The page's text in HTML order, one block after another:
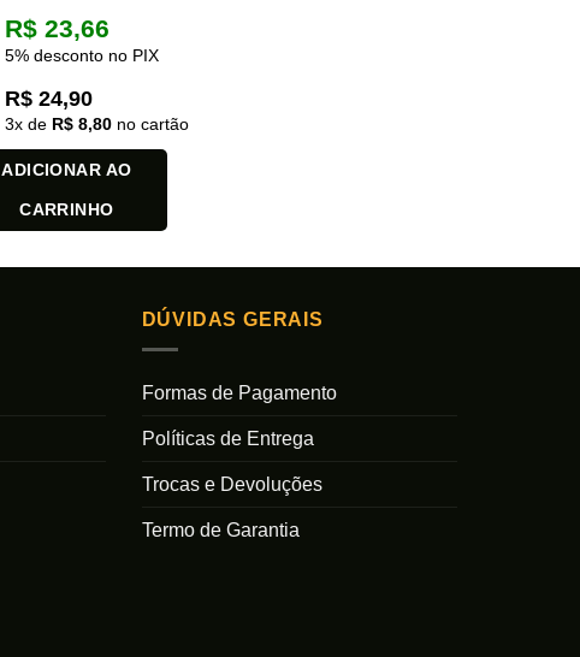
R$ 23,66
5% desconto no PIX
R$ 24,90
3x de R$ 8,80 no cartão
ADICIONAR AO
CARRINHO
DÚVIDAS GERAIS
Formas de Pagamento
Políticas de Entrega
Trocas e Devoluções
Termo de Garantia